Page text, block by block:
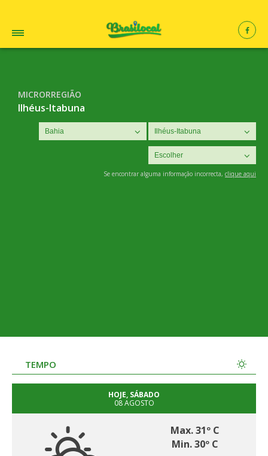
MICRORREGIÃO
Ilhéus-Itabuna
Se encontrar alguma informação incorrecta, clique aqui
TEMPO
HOJE, SÁBADO
08 AGOSTO
Max. 31º C
Min. 30º C